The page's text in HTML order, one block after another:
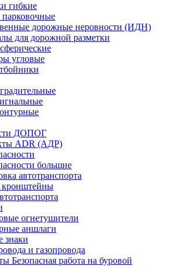
гибкие
парковочные
дорожные неровности (ИДН)
для дорожной разметки
угловые
ДОПОГ
ADR (АДР)
большие
автотранспорта
кронштейны
огнетушители
аншлаги
знаки
и газопровода
Безопасная работа на буровой